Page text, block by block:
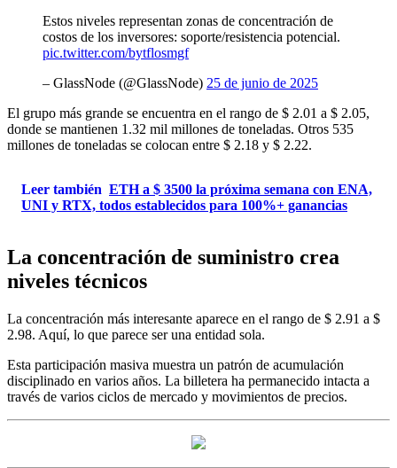
Estos niveles representan zonas de concentración de
costos de los inversores: soporte/resistencia potencial.
pic.twitter.com/bytflosmgf
– GlassNode (@GlassNode) 25 de junio de 2025
El grupo más grande se encuentra en el rango de $ 2.01 a $ 2.05,
donde se mantienen 1.32 mil millones de toneladas. Otros 535
millones de toneladas se colocan entre $ 2.18 y $ 2.22.
Leer también ETH a $ 3500 la próxima semana con ENA,
UNI y RTX, todos establecidos para 100%+ ganancias
La concentración de suministro crea
niveles técnicos
La concentración más interesante aparece en el rango de $ 2.91 a $
2.98. Aquí, lo que parece ser una entidad sola.
Esta participación masiva muestra un patrón de acumulación
disciplinado en varios años. La billetera ha permanecido intacta a
través de varios ciclos de mercado y movimientos de precios.